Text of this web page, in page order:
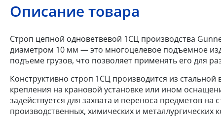
Описание товара
Строп цепной одноветвевой 1СЦ производства
диаметром 10 мм — это многоцелевое подъемное
подъеме грузов, что позволяет применять его для
Конструктивно строп 1СЦ производится из
крепления на крановой установке или ином
задействуется для захвата и переноса предметов
производственных, химических и металлургических